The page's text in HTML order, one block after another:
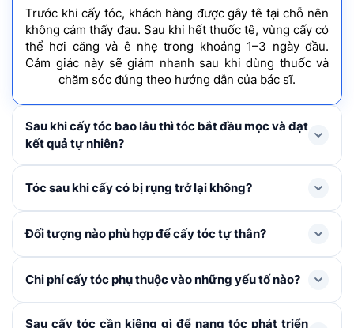
Trước khi cấy tóc, khách hàng được gây tê tại chỗ nên
không cảm thấy đau. Sau khi hết thuốc tê, vùng cấy có
thể hơi căng và ê nhẹ trong khoảng 1–3 ngày đầu.
Cảm giác này sẽ giảm nhanh sau khi dùng thuốc và
chăm sóc đúng theo hướng dẫn của bác sĩ.
Sau khi cấy tóc bao lâu thì tóc bắt đầu mọc và đạt
kết quả tự nhiên?
Tóc mới thường rụng shock loss trong 1-3 tháng đầu
năm.
Tóc sau khi cấy có bị rụng trở lại không?
Trong 1 – 3 tháng đầu, tóc cấy có thể rụng thay thân
sẽ sinh trưởng và phát triển như tóc tự nhiên không bị
Đối tượng nào phù hợp để cấy tóc tự thân?
Cấy tóc tự thân được chỉ định cho người bị hói đầu, tóc
Chi phí cấy tóc phụ thuộc vào những yếu tố nào?
Chi phí cấy tóc được xác định dựa trên: Số lượng nang
Sau cấy tóc cần kiêng gì để nang tóc phát triển